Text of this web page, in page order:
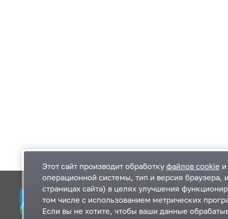
Одинцовский городской округ Московской
области
Этот сайт производит обработку файлов cookie
операционной системы, тип и версия браузера,
страницах сайта) в целях улучшения
том числе с использованием метрических
Если вы не хотите, чтобы ваши данные